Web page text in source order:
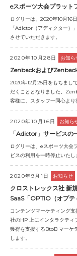
IR
お問い合わせ
eスポーツ大会プラッ
ログリーは、2020年10月16
「Adictor（アディクター）
させていただきます。
2020年10月28日 お知ら
Zenbackおよび
2020年12月25日をもちま
だくこととなりました。
客様に、スタッフ一同心より
2020年10月16日 お知ら
「Adictor」サービスの
ログリーは、eスポーツ大会
ビスの利用を一時停止いたし
2020年9月1日 お知らせ
クロストレックス社 新
SaaS「OPTIO（オプ
コンテンツマーケティング
社のHP 上にインタラクティ
獲得を支援するBtoB マーケ
します。